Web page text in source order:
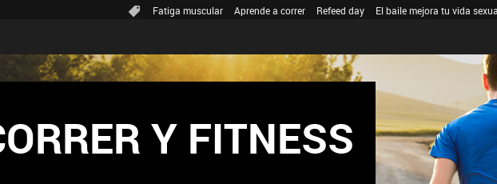
Fatiga muscular Aprende a correr Refeed day El baile mejora tu vida
Y FITNESS